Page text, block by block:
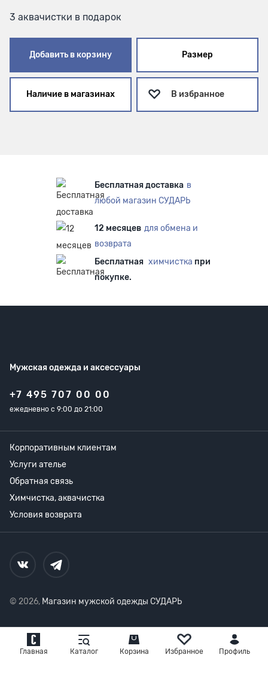
Главная Каталог Корзина Избранное Профиль
3 аквачистки в подарок
Добавить в корзину Размер
Наличие в магазинах В избранное
Бесплатная доставка в
любой магазин СУДАРЬ
12 месяцев для обмена и
возврата
Бесплатная химчистка при
покупке.
Мужская одежда и аксессуары
+7 495 707 00 00
ежедневно с 9:00 до 21:00
Корпоративным клиентам
Услуги ателье
Обратная связь
Химчистка, аквачистка
Условия возврата
© 2026, Магазин мужской одежды СУДАРЬ